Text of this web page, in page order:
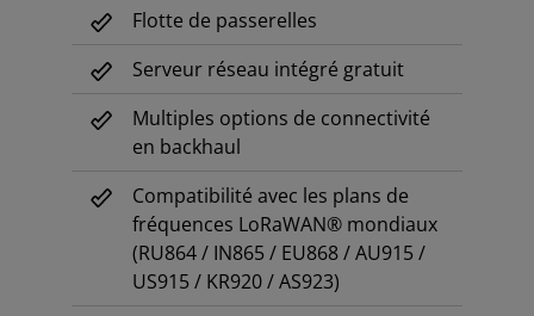
Flotte de passerelles
Serveur réseau intégré gratuit
Multiples options de connectivité
en backhaul
Compatibilité avec les plans de
fréquences LoRaWAN® mondiaux
(RU864 / IN865 / EU868 / AU915 /
US915 / KR920 / AS923)